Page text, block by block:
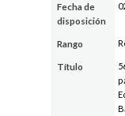
Fecha de
disposición
Rango
Título